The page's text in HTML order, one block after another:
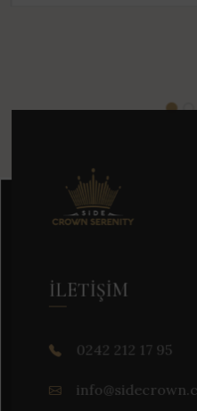
İLETIŞIM
0242 212 17 95